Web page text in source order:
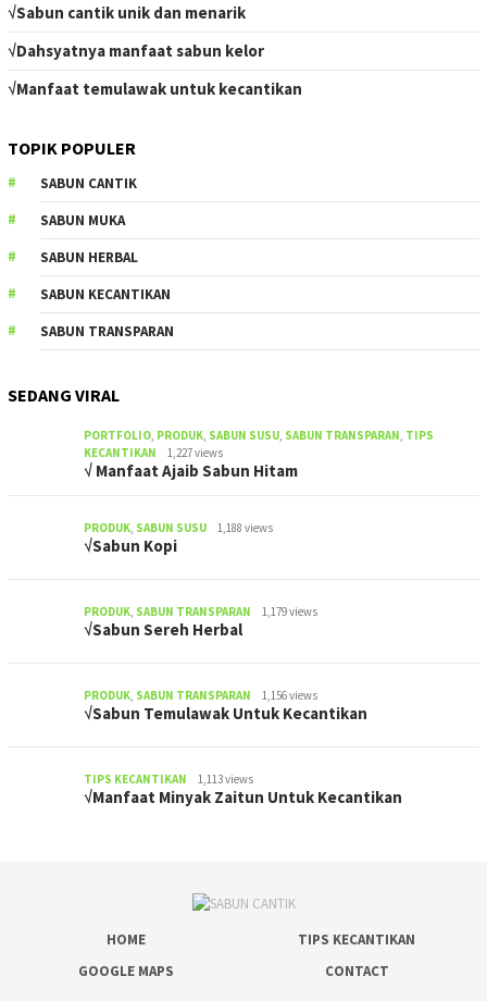
√Sabun cantik unik dan menarik
√Dahsyatnya manfaat sabun kelor
√Manfaat temulawak untuk kecantikan
TOPIK POPULER
SABUN CANTIK
SABUN MUKA
SABUN HERBAL
SABUN KECANTIKAN
SABUN TRANSPARAN
SEDANG VIRAL
PORTFOLIO, PRODUK, SABUN SUSU, SABUN TRANSPARAN, TIPS
KECANTIKAN
1,227 views
√ Manfaat Ajaib Sabun Hitam
PRODUK, SABUN SUSU 1,188 views
√Sabun Kopi
PRODUK, SABUN TRANSPARAN 1,179 views
√Sabun Sereh Herbal
PRODUK, SABUN TRANSPARAN 1,156 views
√Sabun Temulawak Untuk Kecantikan
TIPS KECANTIKAN 1,113 views
√Manfaat Minyak Zaitun Untuk Kecantikan
HOME
TIPS KECANTIKAN
GOOGLE MAPS
CONTACT